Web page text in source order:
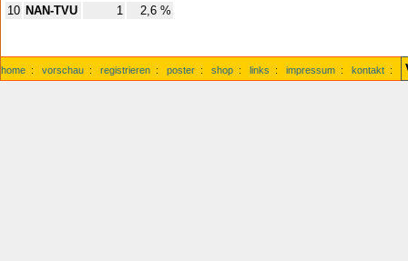
10 NAN-TVU 1 2,6 %
home : vorschau : registrieren : poster : shop : links : impressum : kontakt :